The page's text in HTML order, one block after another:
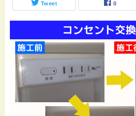
Tweet 0